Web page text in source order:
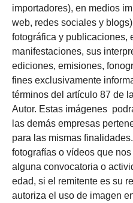
importadores), en medios
web, redes sociales y
fotográfica y publicaciones,
manifestaciones, sus
ediciones, emisiones,
fines exclusivamente
términos del artículo 87 de
Autor. Estas imágenes
las demás empresas
para las mismas
fotografías o vídeos que
alguna convocatoria o
edad, si el remitente es su
autoriza el uso de imagen